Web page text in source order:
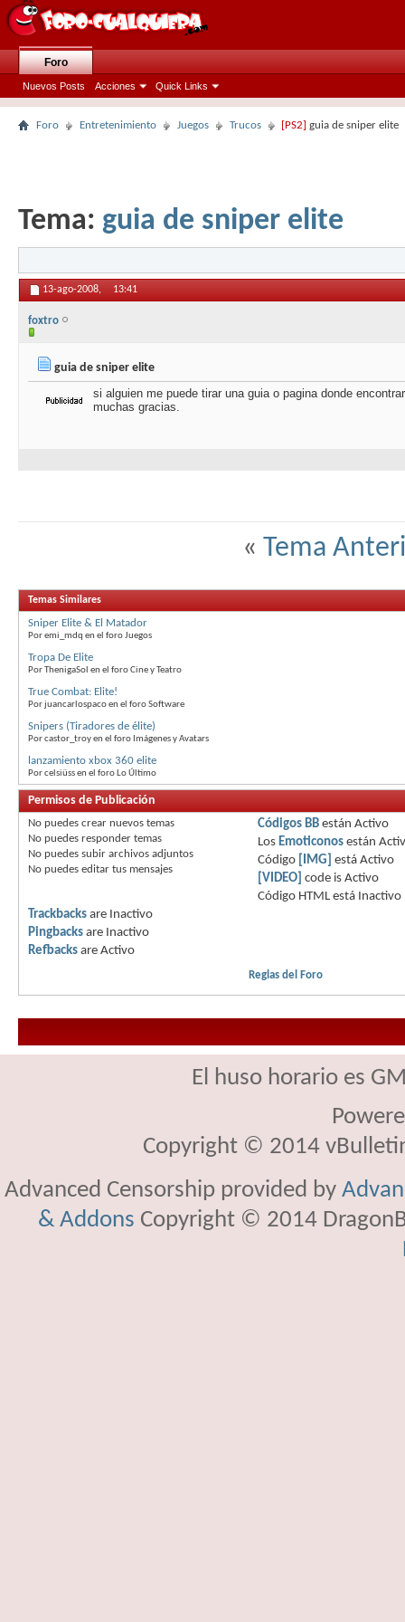
Foro
Nuevos Posts Acciones Quick Links
Foro Entretenimiento Juegos Trucos [PS2] guia de sniper elite
Tema: guia de sniper elite
13-ago-2008, 13:41
foxtro
guia de sniper elite
si alguien me puede tirar una guia o pagina donde
muchas gracias.
« Tema
Temas Similares
Sniper Elite & El Matador
Por emi_mdq en el foro Juegos
Tropa De Elite
Por ThenigaSol en el foro Cine y Teatro
True Combat: Elite!
Por juancarlospaco en el foro Software
Snipers (Tiradores de élite)
Por castor_troy en el foro Imágenes y Avatars
lanzamiento xbox 360 elite
Por celsiüss en el foro Lo Último
Permisos de Publicación
No puedes crear nuevos temas
No puedes responder temas
No puedes subir archivos adjuntos
No puedes editar tus mensajes
Códigos BB están Activo
Los Emoticonos están
Código [IMG] está Activo
[VIDEO] code is Activo
Código HTML está Inactivo
Trackbacks are Inactivo
Pingbacks are Inactivo
Refbacks are Activo
Reglas del Foro
El huso horario es
Copyright © 2014
Advanced Censorship provided by
& Addons Copyright © 2014